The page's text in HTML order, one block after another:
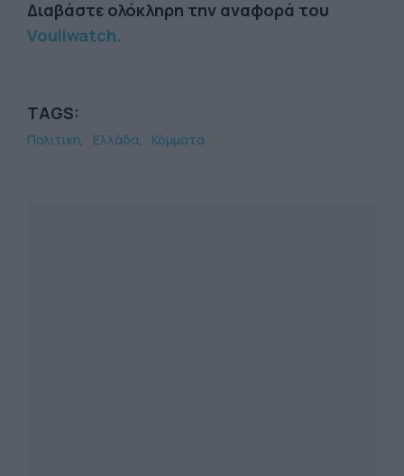
Διαβάστε ολόκληρη την αναφορά του
Vouliwatch.
TAGS:
Πολιτική Ελλάδα Κόμματα